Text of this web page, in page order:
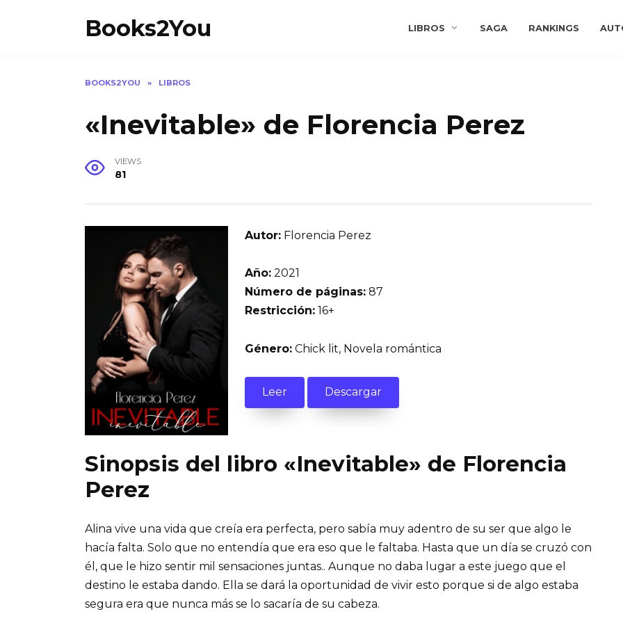
Books2You LIBROS SAGA RANKINGS
BOOKS2YOU » LIBROS
«Inevitable» de Florencia Perez
VIEWS
81
Autor: Florencia Perez
Año: 2021
Número de páginas: 87
Restricción: 16+
Género: Chick lit, Novela romántica
Leer Descargar
Sinopsis del libro «Inevitable» de Florencia
Perez
Alina vive una vida que creía era perfecta, pero sabía muy adentro de su ser que algo le
hacía falta. Solo que no entendía que era eso que le faltaba. Hasta que un día se cruzó con
él, que le hizo sentir mil sensaciones juntas.. Aunque no daba lugar a este juego que el
destino le estaba dando. Ella se dará la oportunidad de vivir esto porque si de algo estaba
segura era que nunca más se lo sacaría de su cabeza.